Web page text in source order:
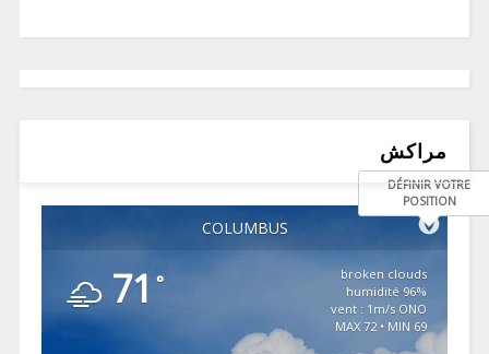
مراكش
COLUMBUS
DÉFINIR VOTRE
POSITION
71 °
broken clouds
96% humidité
vent : 1m/s ONO
MAX 72 • MIN 69